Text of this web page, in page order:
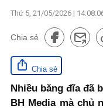
Thứ 5, 21/05/2026 |
Chia sẻ
Chia sẻ
Nhiều băng đĩa đã
BH Media mà chủ